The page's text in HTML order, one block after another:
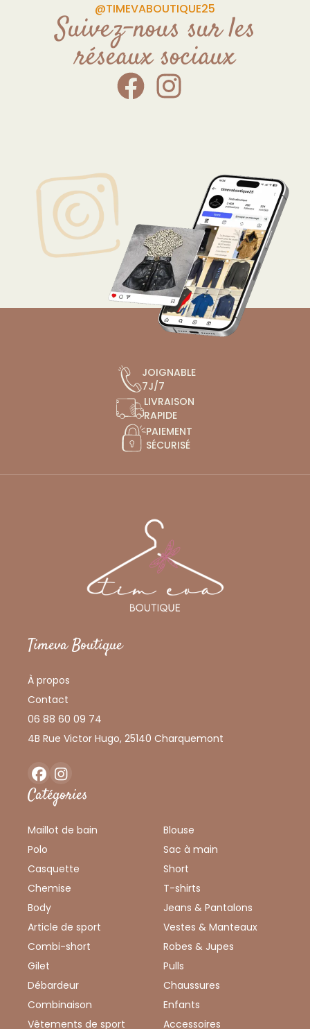
souriante et a l'écoute de vos
demande Donc allé y sans
craintes
@TIMEVABOUTIQUE25
Suivez-nous sur les
réseaux sociaux
JOIGNABLE
7J/7
LIVRAISON
RAPIDE
PAIEMENT
SÉCURISÉ
Timeva Boutique
À propos
Contact
06 88 60 09 74
4B Rue Victor Hugo, 25140 Charquemont
FacebookInstagram
Catégories
Maillot de bain
Polo
Casquette
Chemise
Body
Article de sport
Combi-short
Gilet
Débardeur
Combinaison
Vêtements de sport
Blouse
Sac à main
Short
T-shirts
Jeans & Pantalons
Vestes & Manteaux
Robes & Jupes
Pulls
Chaussures
Enfants
Accessoires